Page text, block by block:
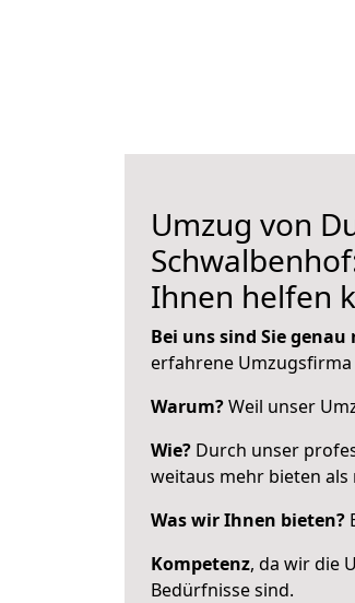
Umzug von
Ihnen helfen
Bei uns sind Sie
erfahrene Umzugsfirma
Warum?Weil unser
Wie? Durch unser
weitaus mehr bieten
Was wir Ihnen bieten?
Kompetenz, da wir die
Bedürfnisse sind.